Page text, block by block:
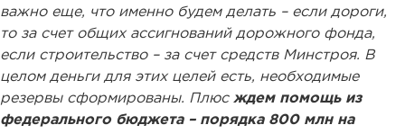
важно еще, что именно будем делать – если дороги,
то за счет общих ассигнований дорожного фонда,
если строительство – за счет средств Минстроя. В
целом деньги для этих целей есть, необходимые
резервы сформированы. Плюс ждем помощь из
федерального бюджета – порядка 800 млн на